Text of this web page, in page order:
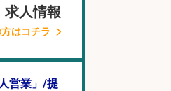
求人情報
はコチラ
営業」/提